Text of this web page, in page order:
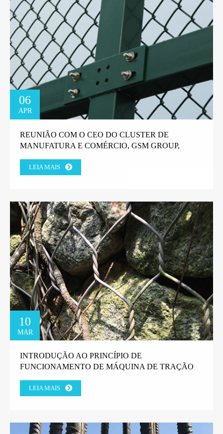
06
APR
REUNIÃO COM O CEO DO CLUSTER DE
MANUFATURA E COMÉRCIO, GSM GROUP,
LEIA MAIS
10
MAR
INTRODUÇÃO AO PRINCÍPIO DE
FUNCIONAMENTO DE MÁQUINA DE TRAÇÃO
LEIA MAIS